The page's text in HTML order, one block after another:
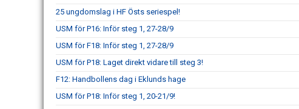
25 ungdomslag i HF Östs seriespel!
USM för P16: Inför steg 1, 27-28/9
USM för F18: Inför steg 1, 27-28/9
USM för P18: Laget direkt vidare till steg 3!
F12: Handbollens dag i Eklunds hage
USM för P18: Inför steg 1, 20-21/9!